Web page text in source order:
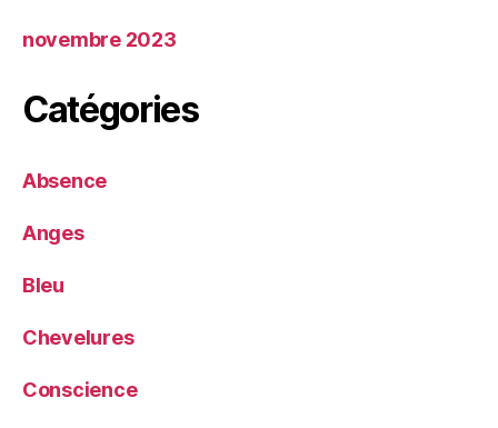
novembre 2023
Catégories
Absence
Anges
Bleu
Chevelures
Conscience